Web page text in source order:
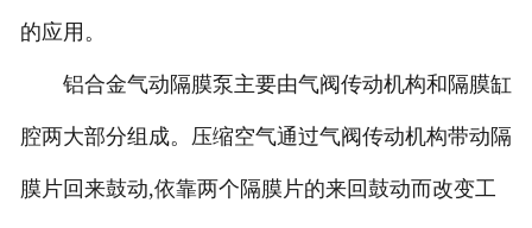
的应用。
铝合金气动隔膜泵主要由气阀传动机构和隔膜缸
腔两大部分组成。压缩空气通过气阀传动机构带动隔
膜片回来鼓动,依靠两个隔膜片的来回鼓动而改变工